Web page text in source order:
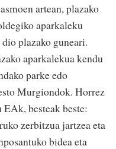
artean, plazako
aparkaleku
plazako guneari.
aparkalekua kendu
parke edo
Murgiondok. Horrez
EAk, besteak beste:
zerbitzua jartzea eta
bidea eta